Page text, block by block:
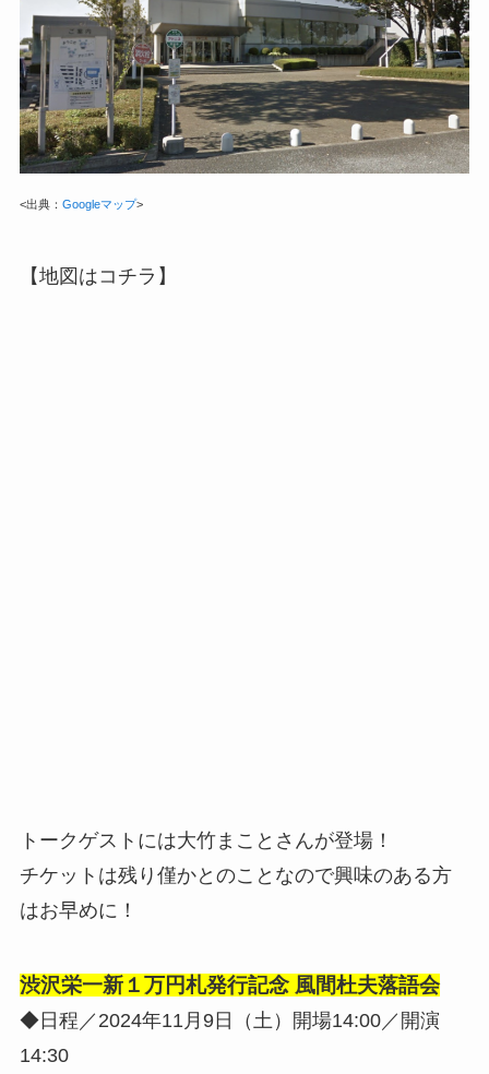
<出典： Googleマップ>
【地図はコチラ】
トークゲストには大竹まことさんが登場！
チケットは残り僅かとのことなので興味のある方
はお早めに！
渋沢栄一新１万円札発行記念 風間杜夫落語会
◆日程／2024年11月9日（土）開場14:00／開演
14:30